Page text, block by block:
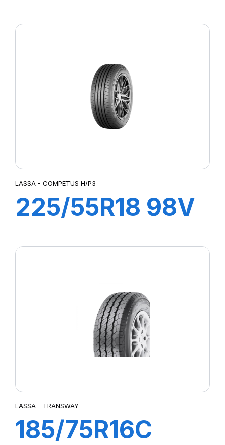
LASSA - COMPETUS H/P3
225/55R18 98V
LASSA - TRANSWAY
185/75R16C